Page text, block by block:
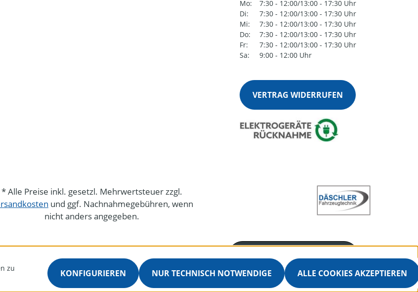
Mo:
7:30 - 12:00/13:00 - 17:30 Uhr
Di:
7:30 - 12:00/13:00 - 17:30 Uhr
Mi:
7:30 - 12:00/13:00 - 17:30 Uhr
Do:
7:30 - 12:00/13:00 - 17:30 Uhr
Fr:
7:30 - 12:00/13:00 - 17:30 Uhr
Sa:
9:00 - 12:00 Uhr
VERTRAG WIDERRUFEN
* Alle Preise inkl. gesetzl. Mehrwertsteuer zzgl.
und ggf. Nachnahmegebühren, wenn
nicht anders angegeben.
+4970251360915
Servicezeiten
zu
NUR TECHNISCH NOTWENDIGE
KONFIGURIEREN ALLE COOKIES AKZEPTIEREN